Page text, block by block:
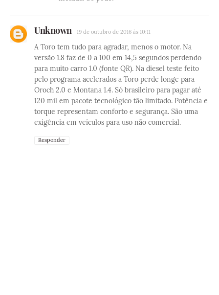
Unknown 19 de outubro de 2016 às 10:11
A Toro tem tudo para agradar, menos o motor. Na
versão 1.8 faz de 0 a 100 em 14,5 segundos perdendo
para muito carro 1.0 (fonte QR). Na diesel teste feito
pelo programa acelerados a Toro perde longe para
Oroch 2.0 e Montana 1.4. Só brasileiro para pagar até
120 mil em pacote tecnológico tão limitado. Potência e
torque representam conforto e segurança. São uma
exigência em veículos para uso não comercial.
Responder